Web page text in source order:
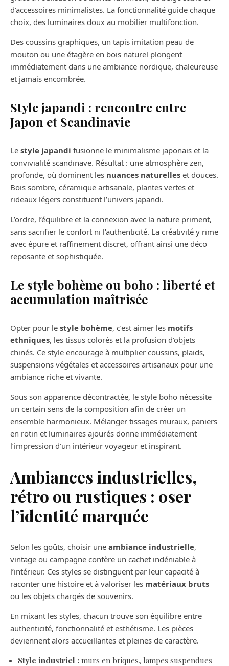
d’accessoires minimalistes. La fonctionnalité guide chaque
choix, des luminaires doux au mobilier multifonction.
Des coussins graphiques, un tapis imitation peau de
mouton ou une étagère en bois naturel plongent
immédiatement dans une ambiance nordique, chaleureuse
et jamais encombrée.
Style japandi : rencontre entre
Japon et Scandinavie
Le style japandi fusionne le minimalisme japonais et la
convivialité scandinave. Résultat : une atmosphère zen,
profonde, où dominent les nuances naturelles et douces.
Bois sombre, céramique artisanale, plantes vertes et
rideaux légers constituent l’univers japandi.
L’ordre, l’équilibre et la connexion avec la nature priment,
sans sacrifier le confort ni l’authenticité. La créativité y rime
avec épure et raffinement discret, offrant ainsi une déco
reposante et sophistiquée.
Le style bohème ou boho : liberté et
accumulation maîtrisée
Opter pour le style bohème, c’est aimer les motifs
ethniques, les tissus colorés et la profusion d’objets
chinés. Ce style encourage à multiplier coussins, plaids,
suspensions végétales et accessoires artisanaux pour une
ambiance riche et vivante.
Sous son apparence décontractée, le style boho nécessite
un certain sens de la composition afin de créer un
ensemble harmonieux. Mélanger tissages muraux, paniers
en rotin et luminaires ajourés donne immédiatement
l’impression d’un intérieur voyageur et inspirant.
Ambiances industrielles,
rétro ou rustiques : oser
l’identité marquée
Selon les goûts, choisir une ambiance industrielle,
vintage ou campagne confère un cachet indéniable à
l’intérieur. Ces styles se distinguent par leur capacité à
raconter une histoire et à valoriser les matériaux bruts
ou les objets chargés de souvenirs.
En mixant les styles, chacun trouve son équilibre entre
authenticité, fonctionnalité et esthétisme. Les pièces
deviennent alors accueillantes et pleines de caractère.
Style industriel : murs en briques, lampes suspendues